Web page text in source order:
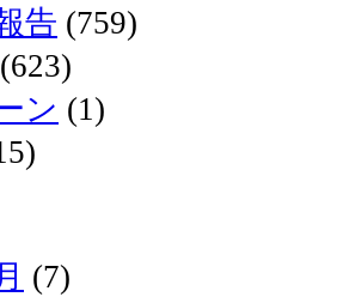
告 (759)
(623)
ン (1)
(7)